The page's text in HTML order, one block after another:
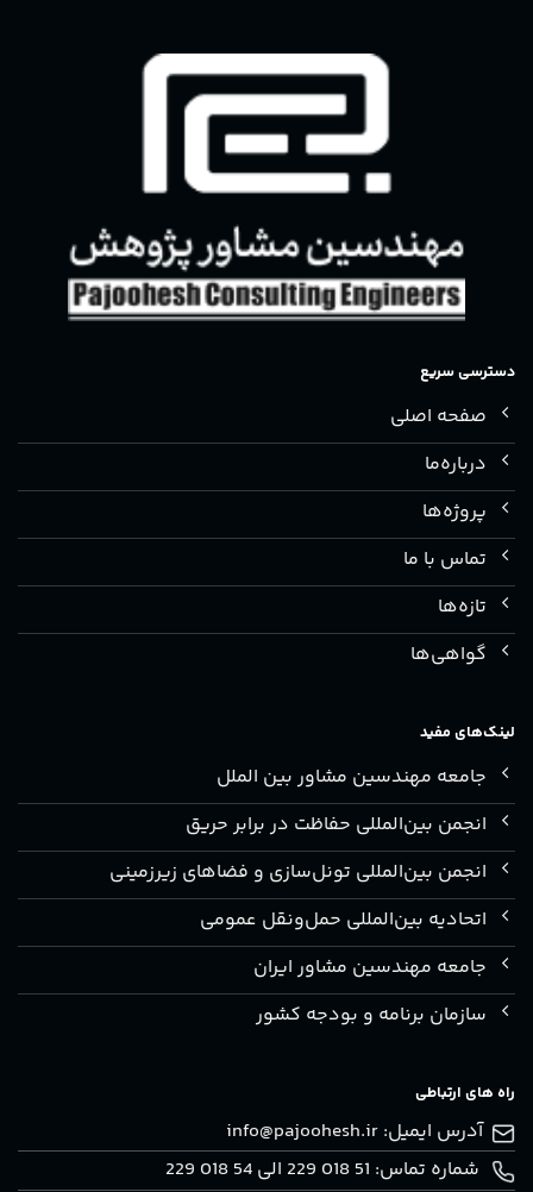
دسترسی سریع
صفحه اصلی
درباره‌ما
پروژه‌ها
تماس با ما
تازه‌ها
گواهی‌ها
لینک‌های مفید
جامعه مهندسین مشاور بین الملل
انجمن بین‌المللی حفاظت در برابر حریق
انجمن بین‌المللی تونل‌سازی و فضاهای زیرزمینی
اتحادیه بین‌المللی حمل‌ونقل عمومی
جامعه مهندسین مشاور ایران
سازمان برنامه و بودجه کشور
راه های ارتباطی
آدرس ایمیل: info@pajoohesh.ir
شماره تماس: 51 018 229 الی 54 018 229